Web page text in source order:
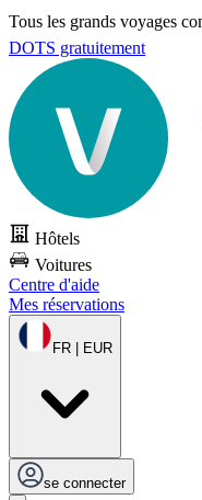
Tous les grands voyages
DOTS gratuitement
Hôtels
Voitures
Centre d'aide
Mes réservations
FR | EUR
se connecter